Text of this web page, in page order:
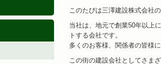
このたびは三澤建設株式会社
当社は、地元で創業50年以上
トする会社です。
多くのお客様、関係者の皆様
この街の建設会社としてさま